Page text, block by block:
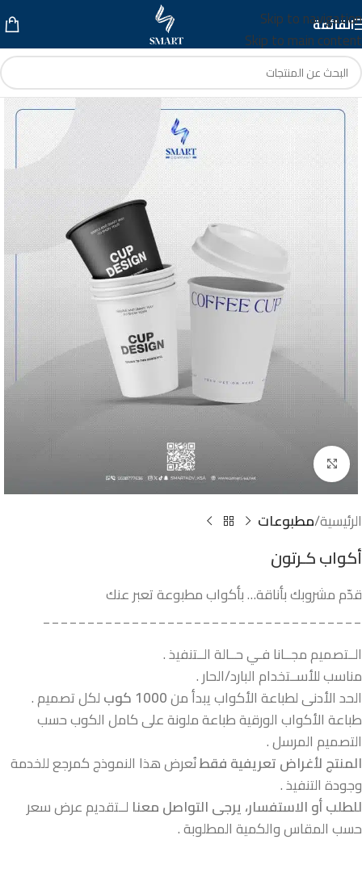
Skip to navigation
Skip to main content
القائمة
Click to enlarge
الرئيسية مطبوعات
أكواب كـرتون
قدّم مشروبك بأناقة… بأكواب مطبوعة تعبر عنك
____________________________________
الــتصميم مجــانا فـي حــالة الــتنفيذ .
مناسب للأســتخدام البارد/الحار .
الحد الأدنى لطباعة الأكواب يبدأ من1000 كوب
لكل تصميم .
طباعة الأكواب الورقية طباعة ملونة على كامل الكوب حسب
التصميم المرسل .
المنتج لأغراض تعريفية فقطنُعرض هذا النموذج كمرجع للخدمة
وجودة التنفيذ .
للطلب أو الاستفسار، يرجى التواصل معنا لــتقديم عرض سعر
حسب المقاس والكمية المطلوبة .